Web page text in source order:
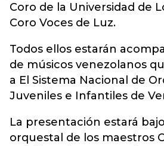
Coro de la Universidad de
Coro Voces de Luz.
Todos ellos estarán
de músicos venezolanos
a El Sistema Nacional de
Juveniles e Infantiles de
La presentación estará
orquestal de los maestros